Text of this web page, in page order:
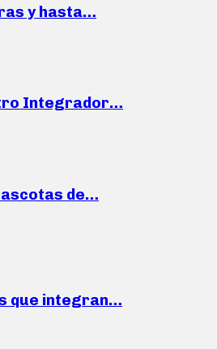
y hasta…
Integrador…
de…
que integran…